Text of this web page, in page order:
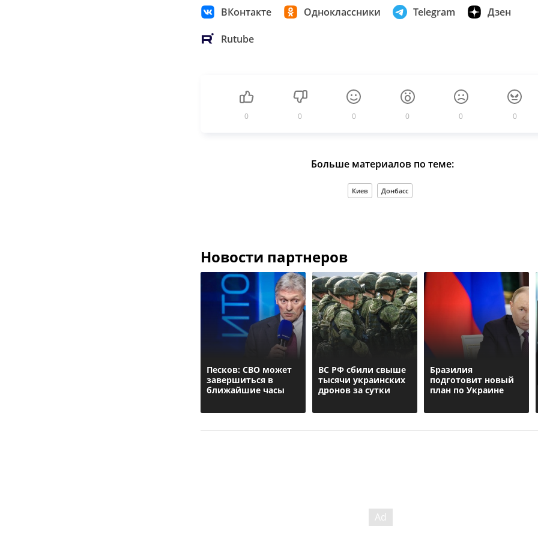
ВКонтакте Одноклассники Telegram Дзен
Rutube
0 0 0 0 0 0
Больше материалов по теме:
Киев Донбасс
Новости партнеров
Песков: СВО может
завершиться в
ближайшие часы
ВС РФ сбили свыше
тысячи украинских
дронов за сутки
Бразилия
подготовит новый
план по Украине